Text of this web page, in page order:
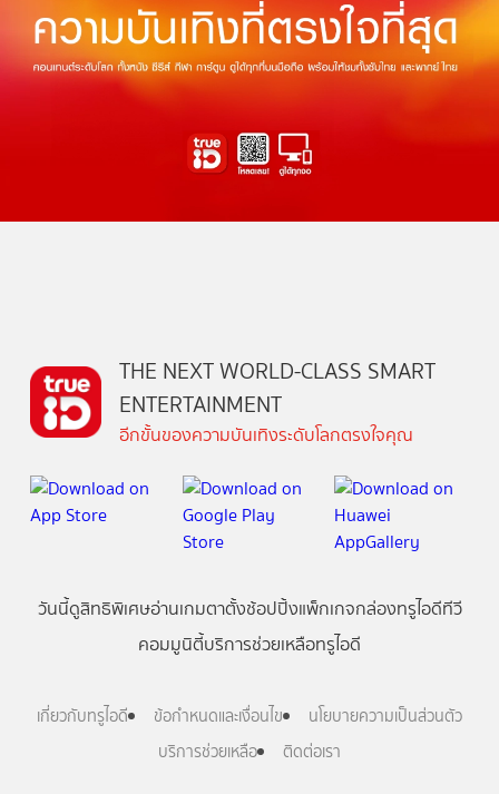
THE NEXT WORLD-CLASS SMART
ENTERTAINMENT
อีกขั้นของความบันเทิงระดับโลกตรงใจคุณ
วันนี้ดูสิทธิพิเศษอ่านเกมตาตั้งช้อปปิ้งแพ็กเกจกล่องทรูไอดีทีวี
คอมมูนิตี้บริการช่วยเหลือทรูไอดี
เกี่ยวกับทรูไอดี ข้อกำหนดและเงื่อนไข
นโยบายความเป็นส่วนตัว
บริการช่วยเหลือ
ติดต่อเรา